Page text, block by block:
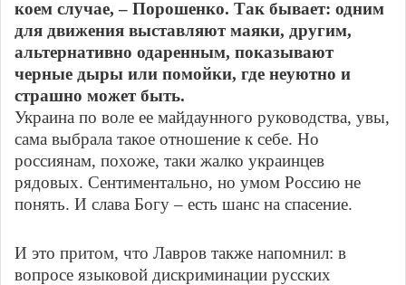
коем случае, – Порошенко. Так бывает: одним
для движения выставляют маяки, другим,
альтернативно одаренным, показывают
черные дыры или помойки, где неуютно и
страшно может быть.
Украина по воле ее майдаунного руководства, увы,
сама выбрала такое отношение к себе. Но
россиянам, похоже, таки жалко украинцев
рядовых. Сентиментально, но умом Россию не
понять. И слава Богу – есть шанс на спасение.
И это притом, что Лавров также напомнил: в
вопросе языковой дискриминации русских